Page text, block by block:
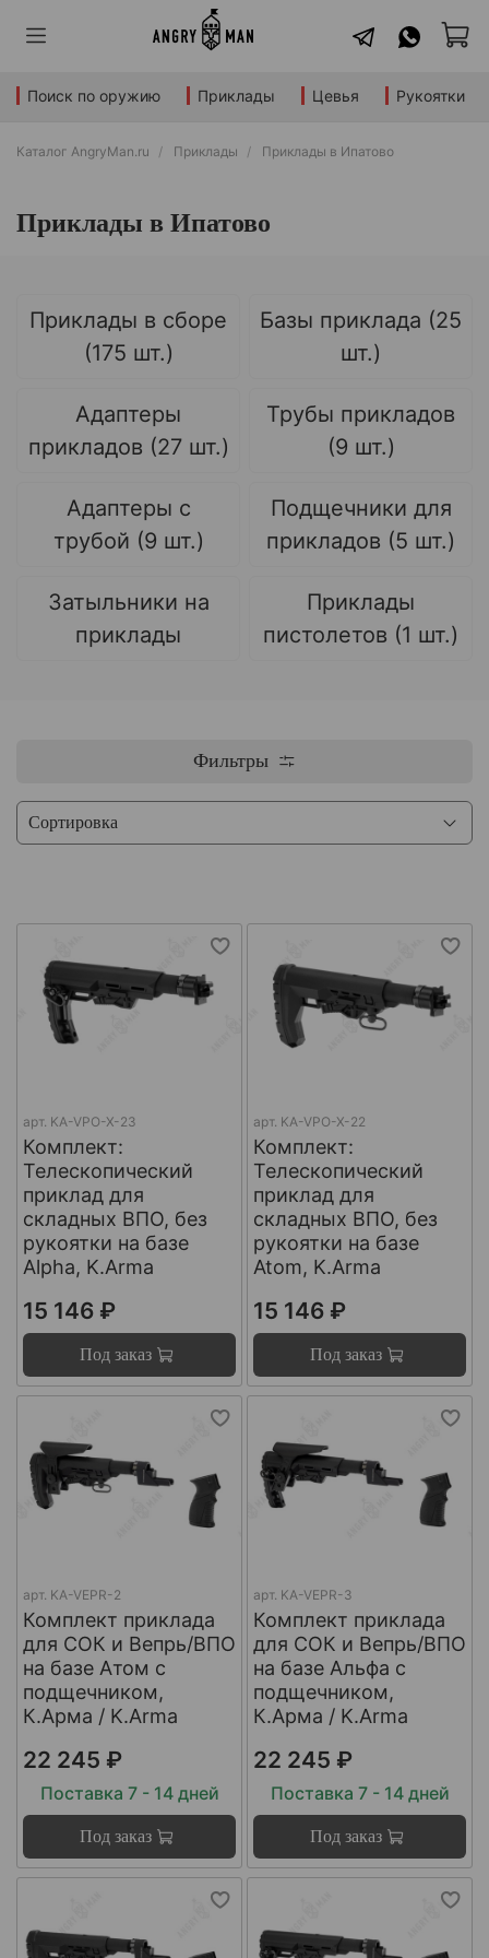
Поиск по оружию Приклады Цевья Рукоятки
Каталог AngryMan.ru Приклады Приклады в Ипатово
Приклады в Ипатово
Приклады в сборе
(175 шт.)
Базы приклада (25
шт.)
Адаптеры
прикладов (27 шт.)
Трубы прикладов
(9 шт.)
Адаптеры с
трубой (9 шт.)
Подщечники для
прикладов (5 шт.)
Затыльники на
приклады
Приклады
пистолетов (1 шт.)
Фильтры
арт. KA-VPO-X-23
Комплект:
Телескопический
приклад для
складных ВПО, без
рукоятки на базе
Alpha, K.Arma
15 146 ₽
Под заказ
арт. KA-VPO-X-22
Комплект:
Телескопический
приклад для
складных ВПО, без
рукоятки на базе
Atom, K.Arma
15 146 ₽
Под заказ
арт. KA-VEPR-2
Комплект приклада
для СОК и Вепрь/ВПО
на базе Атом с
подщечником,
К.Арма / K.Arma
22 245 ₽
Поставка 7 - 14 дней
Под заказ
арт. KA-VEPR-3
Комплект приклада
для СОК и Вепрь/ВПО
на базе Альфа с
подщечником,
К.Арма / K.Arma
22 245 ₽
Поставка 7 - 14 дней
Под заказ